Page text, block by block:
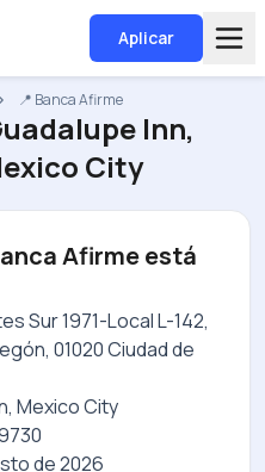
Aplicar
📍 Banca Afirme
Inn,
City
Afirme está
Sur 1971-Local L-142,
01020 Ciudad de
Mexico City
de 2026